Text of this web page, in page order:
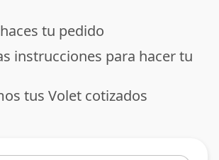
tu pedido
instrucciones para hacer tu
tus Volet cotizados